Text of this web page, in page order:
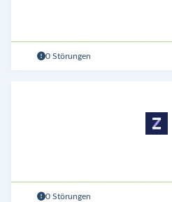
0 Störungen
0 Störungen